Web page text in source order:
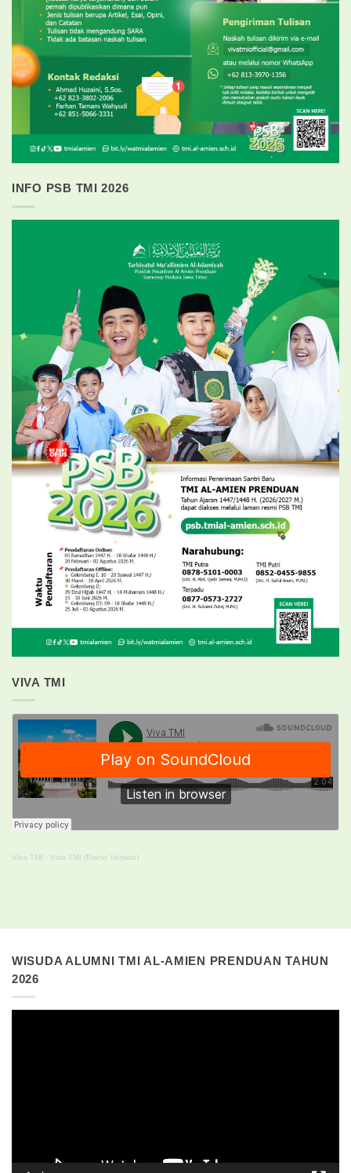
INFO PSB TMI 2026
VIVA TMI
Viva TMI · Viva TMI (Piano Version)
WISUDA ALUMNI TMI AL-AMIEN PRENDUAN TAHUN
2026